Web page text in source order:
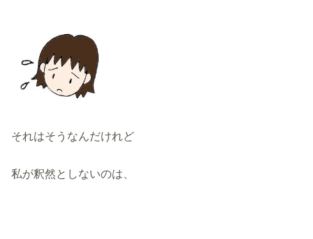
それはそうなんだけれど
私が釈然としないのは、